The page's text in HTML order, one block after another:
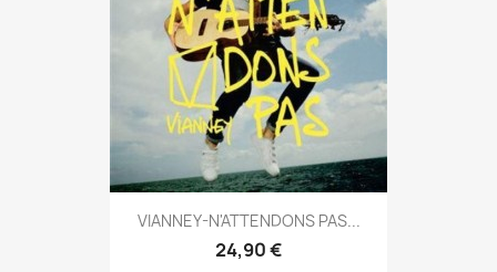
VIANNEY-N'ATTENDONS PAS...
24,90 €